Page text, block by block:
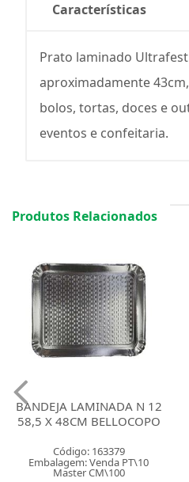
Características
Prato laminado Ultrafest
aproximadamente
bolos, tortas, doces e
eventos e confeitaria.
Produtos Relacionados
BANDEJA LAMINADA N 12
58,5 X 48CM BELLOCOPO
Código: 163379
Embalagem: Venda PT\10
Master CM\100